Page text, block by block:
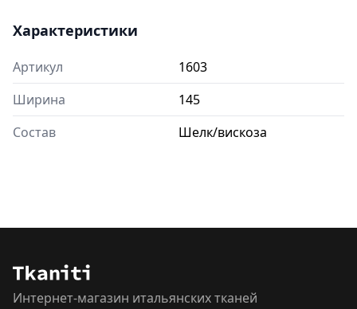
Характеристики
Артикул
1603
Ширина
145
Состав
Шелк/вискоза
Интернет-магазин итальянских тканей